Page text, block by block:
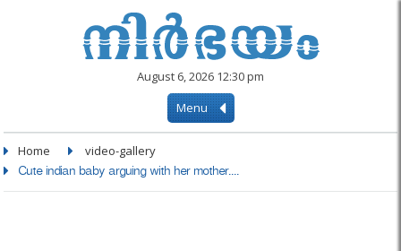
August 6, 2026 12:30 pm
Menu
Home video-gallery
Cute indian baby arguing with her mother....